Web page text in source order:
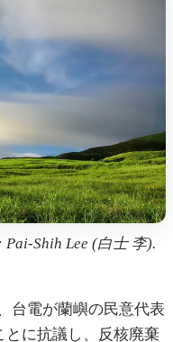
Shih Lee (白士 李).
台電が蘭嶼の民意代表
とに抗議し、反核廃棄